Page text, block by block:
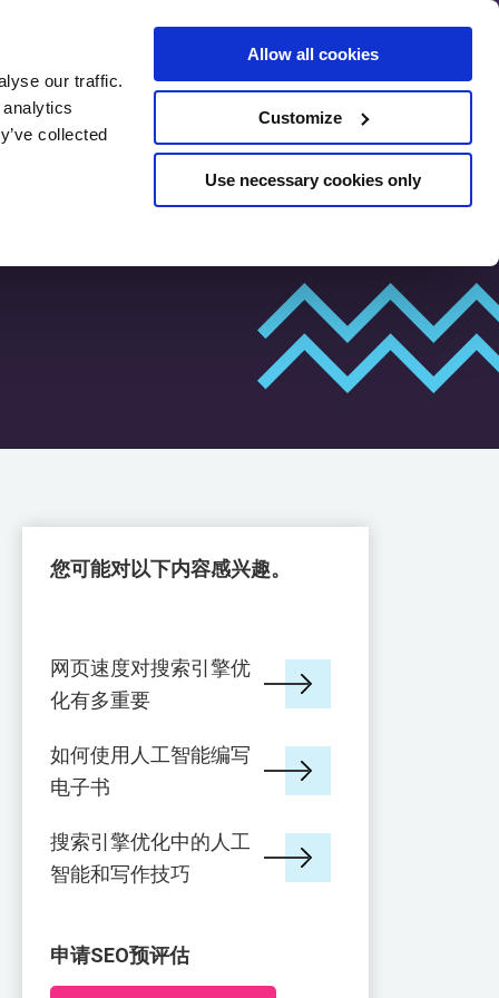
our traffic.
collected
Allow all cookies
Customize
Use necessary cookies only
资源 SEO预评估
您可能对以下内容感兴趣。
网页速度对搜索引擎优
化有多重要
如何使用人工智能编写
电子书
搜索引擎优化中的人工
智能和写作技巧
申请SEO预评估